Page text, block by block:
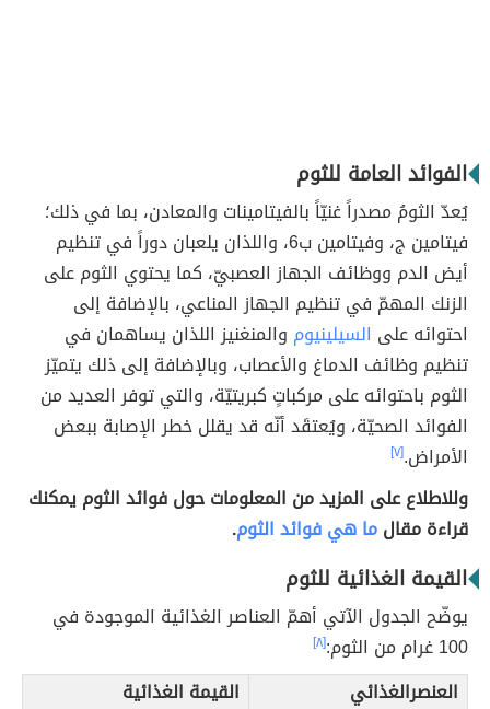
الفوائد العامة للثوم
يُعدّ الثومُ مصدراً غنيّاً بالفيتامينات والمعادن، بما في ذلك؛
فيتامين ج، وفيتامين ب6، واللذان يلعبان دوراً في تنظيم
أيض الدم ووظائف الجهاز العصبيّ، كما يحتوي الثوم على
الزنك المهمّ في تنظيم الجهاز المناعي، بالإضافة إلى
احتوائه على السيلينيوم والمنغنيز اللذان يساهمان في
تنظيم وظائف الدماغ والأعصاب، وبالإضافة إلى ذلك يتميّز
الثوم باحتوائه على مركباتٍ كبريتيّة، والتي توفر العديد من
الفوائد الصحيّة، ويُعتقَد أنّه قد يقلل خطر الإصابة ببعض
الأمراض.[٧]
وللاطلاع على المزيد من المعلومات حول فوائد الثوم يمكنك
قراءة مقالما هي فوائد الثوم.
القيمة الغذائية للثوم
يوضّح الجدول الآتي أهمّ العناصر الغذائية الموجودة في
100 غرام من الثوم:
[٨]
العنصرالغذائي القيمة الغذائية